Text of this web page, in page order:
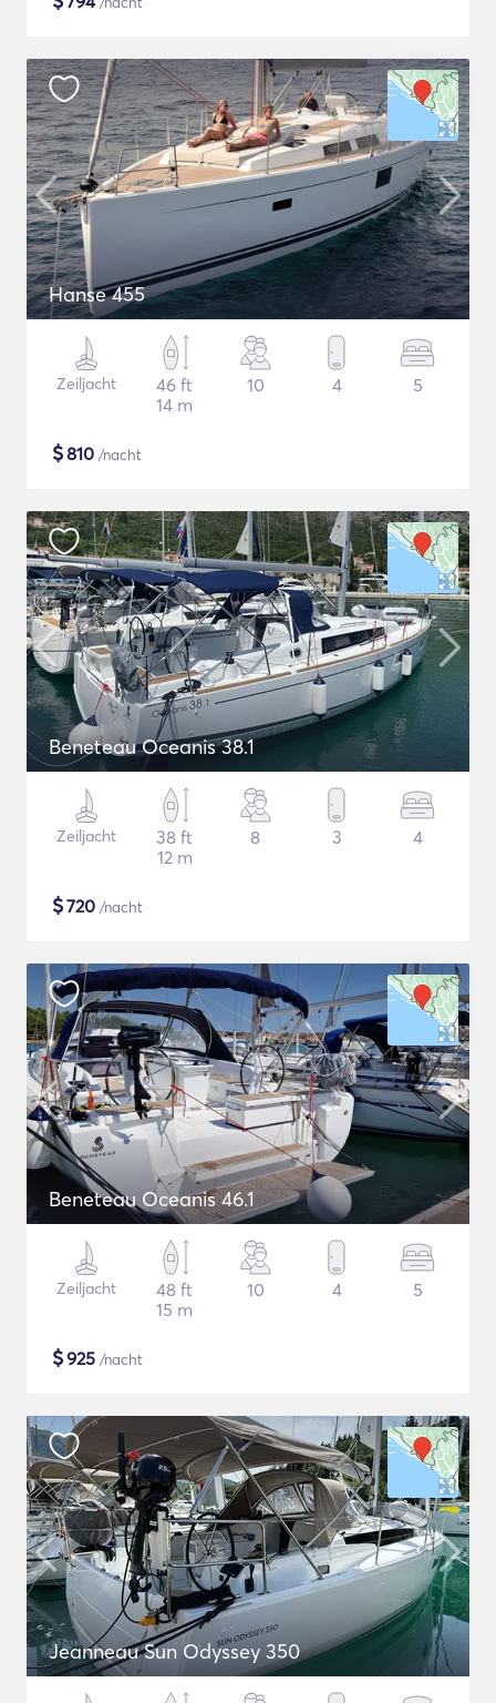
Hanse 455
Zeiljacht
46 ft
14 m
10 4 5
$810 /nacht
Beneteau Oceanis 38.1
Zeiljacht
38 ft
12 m
8 3 4
$720 /nacht
Beneteau Oceanis 46.1
Zeiljacht
48 ft
15 m
10 4 5
$925 /nacht
Jeanneau Sun Odyssey 350